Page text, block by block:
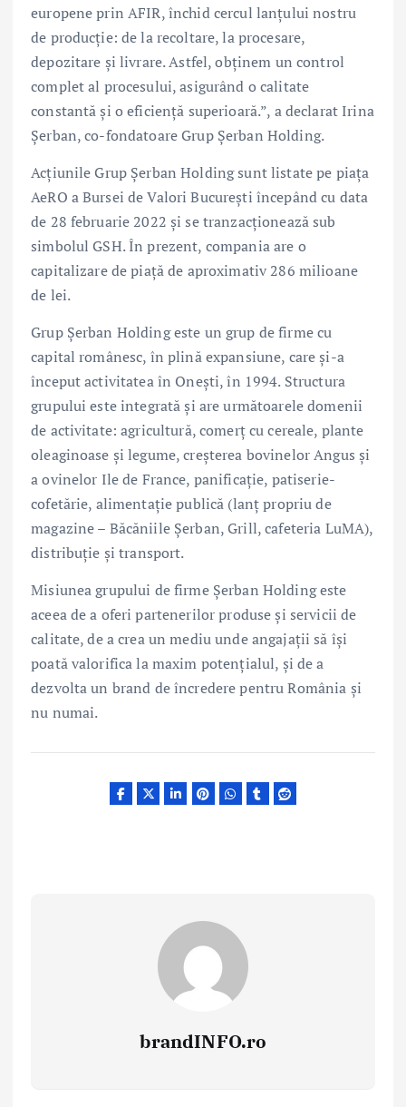
europene prin AFIR, închid cercul lanțului nostru
de producție: de la recoltare, la procesare,
depozitare și livrare. Astfel, obținem un control
complet al procesului, asigurând o calitate
constantă și o eficiență superioară.”, a declarat Irina
Șerban, co-fondatoare Grup Șerban Holding.
Acțiunile Grup Șerban Holding sunt listate pe piața
AeRO a Bursei de Valori București începând cu data
de 28 februarie 2022 și se tranzacționează sub
simbolul GSH. În prezent, compania are o
capitalizare de piață de aproximativ 286 milioane
de lei.
Grup Șerban Holding este un grup de firme cu
capital românesc, în plină expansiune, care și-a
început activitatea în Onești, în 1994. Structura
grupului este integrată și are următoarele domenii
de activitate: agricultură, comerț cu cereale, plante
oleaginoase și legume, creșterea bovinelor Angus și
a ovinelor Ile de France, panificație, patiserie-
cofetărie, alimentație publică (lanț propriu de
magazine – Băcăniile Șerban, Grill, cafeteria LuMA),
distribuție și transport.
Misiunea grupului de firme Șerban Holding este
aceea de a oferi partenerilor produse și servicii de
calitate, de a crea un mediu unde angajații să își
poată valorifica la maxim potențialul, și de a
dezvolta un brand de încredere pentru România și
nu numai.
brandINFO.ro